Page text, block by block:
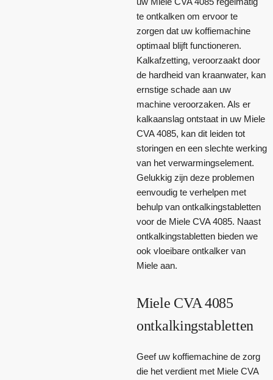
te ontkalken om ervoor te
zorgen dat uw koffiemachine
optimaal blijft functioneren.
Kalkafzetting, veroorzaakt door
de hardheid van kraanwater, kan
ernstige schade aan uw
machine veroorzaken. Als er
kalkaanslag ontstaat in uw Miele
CVA 4085, kan dit leiden tot
storingen en een slechte werking
van het verwarmingselement.
Gelukkig zijn deze problemen
eenvoudig te verhelpen met
behulp van ontkalkingstabletten
voor de Miele CVA 4085. Naast
ontkalkingstabletten bieden we
ook vloeibare ontkalker van
Miele aan.
Miele CVA 4085
ontkalkingstabletten
Geef uw koffiemachine de zorg
die het verdient met Miele CVA